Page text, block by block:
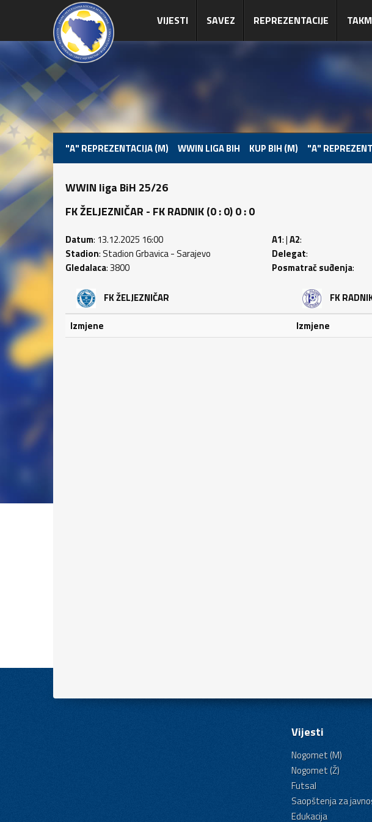
VIJESTI SAVEZ REPREZENTACIJE
"A" REPREZENTACIJA (M) WWIN LIGA BIH KUP BIH (M) "A"
WWIN liga BiH 25/26
FK ŽELJEZNIČAR - FK RADNIK (0 : 0) 0 : 0
Datum: 13.12.2025 16:00
Stadion: Stadion Grbavica - Sarajevo
Gledalaca: 3800
A1: |A2:
Delegat:
Posmatrač suđenja:
FK ŽELJEZNIČAR
Izmjene
FK
Izmjene
Vijesti
Nogomet (M)
Nogomet (Ž)
Futsal
Saopštenja za
Edukacija